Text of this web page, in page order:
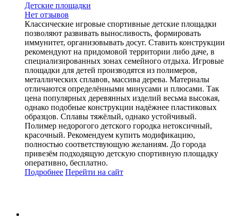
Детские площадки
Нет отзывов
Классические игровые спортивные детские площадки
позволяют развивать выносливость, формировать
иммунитет, организовывать досуг. Ставить конструкции
рекомендуют на придомовой территории либо даче, в
специализированных зонах семейного отдыха. Игровые
площадки для детей производятся из полимеров,
металлических сплавов, массива дерева. Материалы
отличаются определёнными минусами и плюсами. Так
цена популярных деревянных изделий весьма высокая,
однако подобные конструкции надёжнее пластиковых
образцов. Сплавы тяжёлый, однако устойчивый.
Полимер недорогого детского городка нетоксичный,
красочный. Рекомендуем купить модификацию,
полностью соответствующую желаниям. До города
привезём подходящую детскую спортивную площадку
оперативно, бесплатно.
Подробнее Перейти на сайт